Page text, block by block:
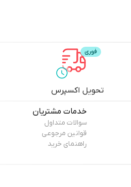
تحویل اکسپرس
خدمات مشتریان
سوالات متداول
قوانین مرجوعی
راهنمای خرید